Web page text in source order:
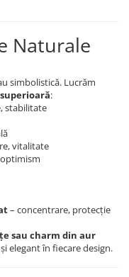
Naturale
simbolistică. Lucrăm
:
stabilitate
vitalitate
– concentrare, protecție
sau charm din aur
elegant în fiecare design.